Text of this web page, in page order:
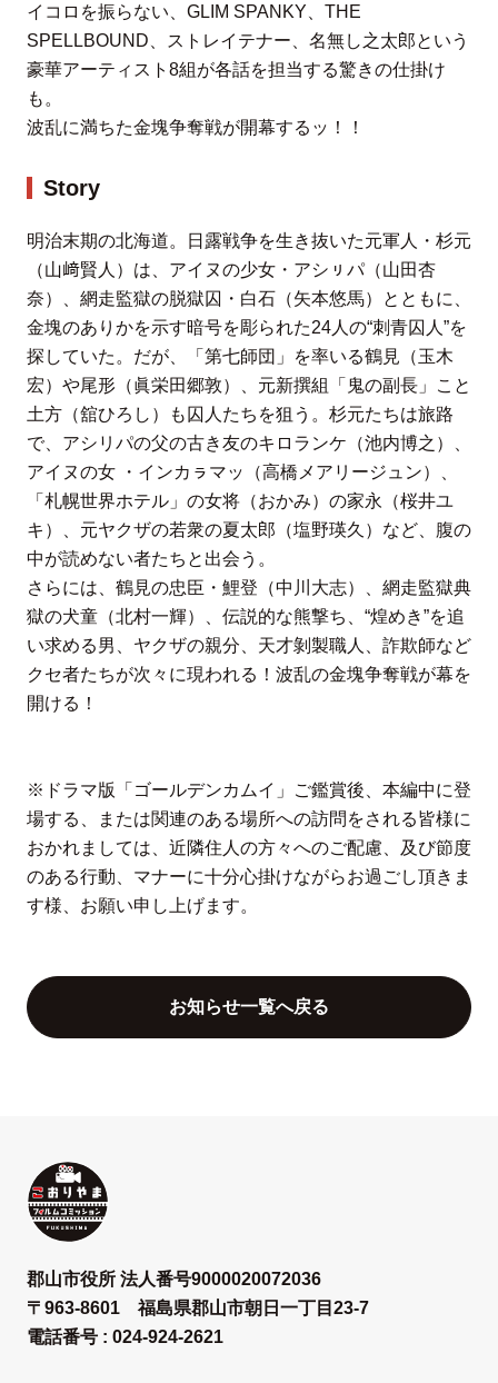
イコロを振らない、GLIM SPANKY、THE
SPELLBOUND、ストレイテナー、名無し之太郎という
豪華アーティスト8組が各話を担当する驚きの仕掛け
も。
波乱に満ちた⾦塊争奪戦が開幕するッ！！
Story
明治末期の北海道。⽇露戦争を⽣き抜いた元軍⼈・杉元
（⼭﨑賢⼈）は、アイヌの少⼥・アシㇼパ（⼭⽥杏
奈）、網⾛監獄の脱獄囚・⽩⽯（⽮本悠⾺）とともに、
⾦塊のありかを⽰す暗号を彫られた24⼈の“刺⻘囚⼈”を
探していた。だが、「第七師団」を率いる鶴⾒（⽟⽊
宏）や尾形（眞栄⽥郷敦）、元新撰組「⻤の副⻑」こと
⼟⽅（舘ひろし）も囚⼈たちを狙う。杉元たちは旅路
で、アシリパの⽗の古き友のキロランケ（池内博之）、
アイヌの⼥ ・インカㇻマッ（⾼橋メアリージュン）、
「札幌世界ホテル」の⼥将（おかみ）の家永（桜井ユ
キ）、元ヤクザの若衆の夏太郎（塩野瑛久）など、腹の
中が読めない者たちと出会う。
さらには、鶴⾒の忠⾂・鯉登（中川⼤志）、網⾛監獄典
獄の⽝童（北村⼀輝）、伝説的な熊撃ち、“煌めき”を追
い求める男、ヤクザの親分、天才剝製職⼈、詐欺師など
クセ者たちが次々に現われる！波乱の⾦塊争奪戦が幕を
開ける！
※ドラマ版「ゴールデンカムイ」ご鑑賞後、本編中に登
場する、または関連のある場所への訪問をされる皆様に
おかれましては、近隣住⼈の⽅々へのご配慮、及び節度
のある⾏動、マナーに⼗分⼼掛けながらお過ごし頂きま
す様、お願い申し上げます。
お知らせ一覧へ戻る
郡山市役所 法人番号9000020072036
〒963-8601 福島県郡山市朝日一丁目23-7
電話番号 : 024-924-2621